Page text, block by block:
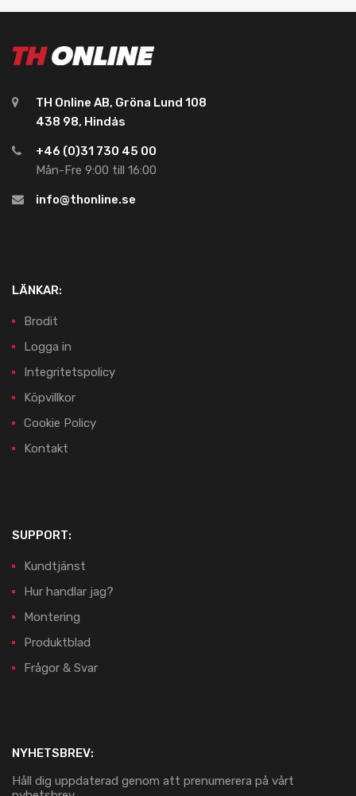
TH Online AB, Gröna Lund 108
438 98, Hindås
+46 (0)31 730 45 00
Mån-Fre 9:00 till 16:00
info@thonline.se
LÄNKAR:
Brodit
Logga in
Integritetspolicy
Köpvillkor
Cookie Policy
Kontakt
SUPPORT:
Kundtjänst
Hur handlar jag?
Montering
Produktblad
Frågor & Svar
NYHETSBREV:
Håll dig uppdaterad genom att prenumerera på vårt